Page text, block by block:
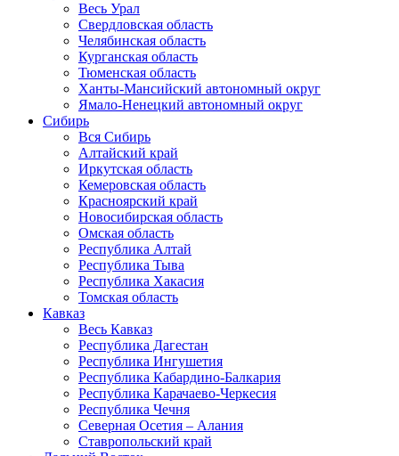
Весь Урал
Свердловская область
Челябинская область
Курганская область
Тюменская область
Ханты-Мансийский автономный округ
Ямало-Ненецкий автономный округ
Сибирь
Вся Сибирь
Алтайский край
Иркутская область
Кемеровская область
Красноярский край
Новосибирская область
Омская область
Республика Алтай
Республика Тыва
Республика Хакасия
Томская область
Кавказ
Весь Кавказ
Республика Дагестан
Республика Ингушетия
Республика Кабардино-Балкария
Республика Карачаево-Черкесия
Республика Чечня
Северная Осетия – Алания
Ставропольский край